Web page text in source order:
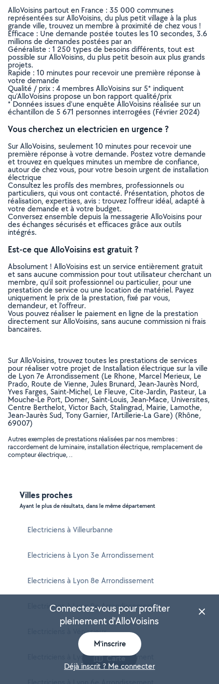
AlloVoisins partout en France : 35 000 communes
représentées sur AlloVoisins, du plus petit village à la plus
grande ville, trouvez un membre à proximité de chez vous !
Efficace : Une demande postée toutes les 10 secondes, 3.6
millions de demandes postées par an
Généraliste : 1 250 types de besoins différents, tout est
possible sur AlloVoisins, du plus petit besoin aux plus grands
projets.
Rapide : 10 minutes pour recevoir une première réponse à
votre demande
Qualité / prix : 4 membres AlloVoisins sur 5* indiquent
qu’AlloVoisins propose un bon rapport qualité/prix
* Données issues d’une enquête AlloVoisins réalisée sur un
échantillon de 5 671 personnes interrogées (Février 2024)
Vous cherchez un electricien en urgence ?
Sur AlloVoisins, seulement 10 minutes pour recevoir une
première réponse à votre demande. Postez votre demande
et trouvez en quelques minutes un membre de confiance,
autour de chez vous, pour votre besoin urgent de installation
électrique
Consultez les profils des membres, professionnels ou
particuliers, qui vous ont contacté. Présentation, photos de
réalisation, expertises, avis : trouvez l'offreur idéal, adapté à
votre demande et à votre budget.
Conversez ensemble depuis la messagerie AlloVoisins pour
des échanges sécurisés et efficaces grâce aux outils
intégrés.
Est-ce que AlloVoisins est gratuit ?
Absolument ! AlloVoisins est un service entièrement gratuit
et sans aucune commission pour tout utilisateur cherchant un
membre, qu’il soit professionnel ou particulier, pour une
prestation de service ou une location de matériel. Payez
uniquement le prix de la prestation, fixé par vous,
demandeur, et l’offreur.
Vous pouvez réaliser le paiement en ligne de la prestation
directement sur AlloVoisins, sans aucune commission ni frais
bancaires.
Sur AlloVoisins, trouvez toutes les prestations de services
pour réaliser votre projet de Installation électrique sur la ville
de Lyon 7e Arrondissement (Le Rhone, Marcel Merieux, Le
Prado, Route de Vienne, Jules Brunard, Jean-Jaurès Nord,
Yves Farges, Saint-Michel, Le Fleuve, Cite-Jardin, Pasteur, La
Mouche-Le Port, Domer, Saint-Louis, Jean-Mace, Universites,
Centre Berthelot, Victor Bach, Stalingrad, Mairie, Lamothe,
Jean-Jaurès Sud, Tony Garnier, l'Artillerie-La Gare) (Rhône,
69007)
Autres exemples de prestations réalisées par nos membres :
raccordement de luminaire, installation électrique, remplacement de
compteur électrique, ..
Villes proches
Ayant le plus de résultats, dans le même département
Electriciens à Villeurbanne
Electriciens à Lyon 3e Arrondissement
Electriciens à Lyon 8e Arrondissement
Electriciens à Lyon 9e Arrondissement
Electriciens à Vénissieux
Electriciens à Lyon 2e Arrondissement
Carte
Connectez-vous pour profiter
pleinement d'AlloVoisins
M'inscrire
Déjà inscrit ? Me connecter